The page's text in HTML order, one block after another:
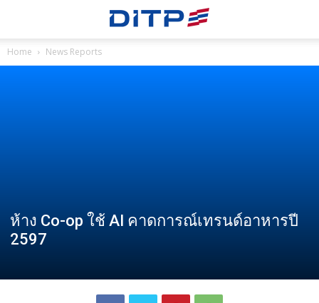
Home News Reports
ห้าง Co-op ใช้ AI คาดการณ์เทรนด์อาหารปี
2597